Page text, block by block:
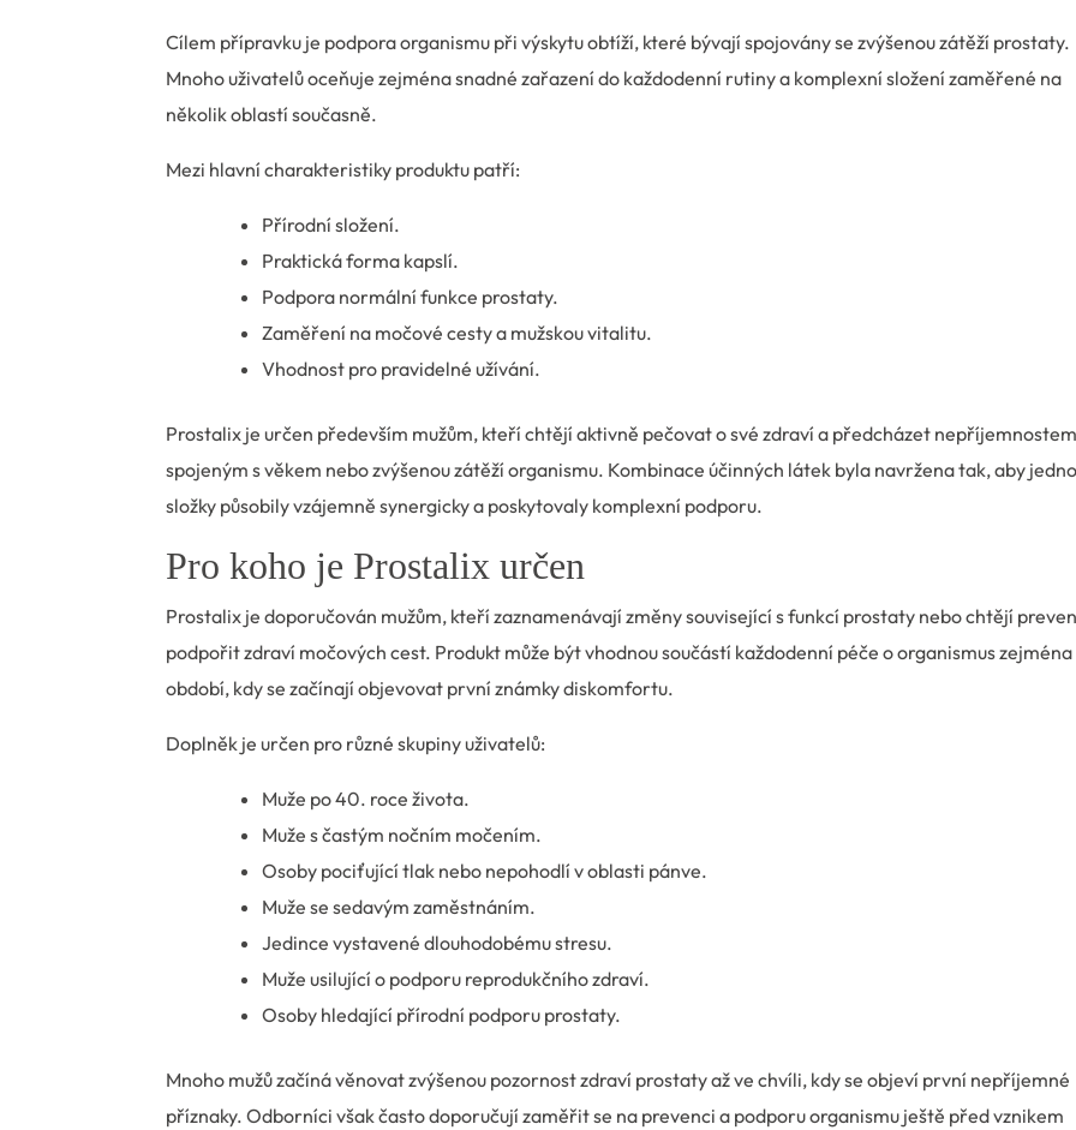
Cílem přípravku je podpora organismu při výskytu obtíží, které bývají spojovány se zvýšenou zátěží prostaty.
Mnoho uživatelů oceňuje zejména snadné zařazení do každodenní rutiny a komplexní složení zaměřené na
několik oblastí současně.
Mezi hlavní charakteristiky produktu patří:
Přírodní složení.
Praktická forma kapslí.
Podpora normální funkce prostaty.
Zaměření na močové cesty a mužskou vitalitu.
Vhodnost pro pravidelné užívání.
Prostalix je určen především mužům, kteří chtějí aktivně pečovat o své zdraví a předcházet nepříjemnostem
spojeným s věkem nebo zvýšenou zátěží organismu. Kombinace účinných látek byla navržena tak, aby
složky působily vzájemně synergicky a poskytovaly komplexní podporu.
Pro koho je Prostalix určen
Prostalix je doporučován mužům, kteří zaznamenávají změny související s funkcí prostaty nebo chtějí
podpořit zdraví močových cest. Produkt může být vhodnou součástí každodenní péče o organismus zejména
období, kdy se začínají objevovat první známky diskomfortu.
Doplněk je určen pro různé skupiny uživatelů:
Muže po 40. roce života.
Muže s častým nočním močením.
Osoby pociťující tlak nebo nepohodlí v oblasti pánve.
Muže se sedavým zaměstnáním.
Jedince vystavené dlouhodobému stresu.
Muže usilující o podporu reprodukčního zdraví.
Osoby hledající přírodní podporu prostaty.
Mnoho mužů začíná věnovat zvýšenou pozornost zdraví prostaty až ve chvíli, kdy se objeví první nepříjemné
příznaky. Odborníci však často doporučují zaměřit se na prevenci a podporu organismu ještě před vznikem